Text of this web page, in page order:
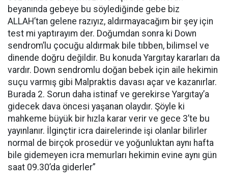
beyanında gebeye bu söylediğinde gebe biz
ALLAH’tan gelene razıyız, aldırmayacağım bir şey için
test mi yaptırayım der. Doğumdan sonra ki Down
sendrom’lu çocuğu aldırmak bile tıbben, bilimsel ve
dinende doğru değildir. Bu konuda Yargıtay kararları da
vardır. Down sendromlu doğan bebek için aile hekimin
suçu varmış gibi Malpraktis davası açar ve kazanırlar.
Burada 2. Sorun daha istinaf ve gerekirse Yargıtay’a
gidecek dava öncesi yaşanan olaydır. Şöyle ki
mahkeme büyük bir hızla karar verir ve gece 3’te bu
yayınlanır. İlginçtir icra dairelerinde işi olanlar bilirler
normal de birçok prosedür ve yoğunluktan aynı hafta
bile gidemeyen icra memurları hekimin evine aynı gün
saat 09.30’da giderler”